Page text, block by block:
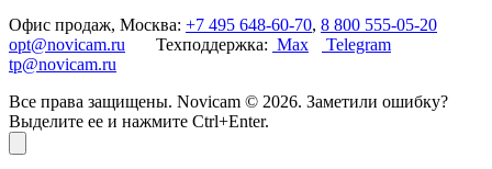
Офис продаж, Москва: +7 495 648-60-70, 8 800 555-05-20
opt@novicam.ru Техподдержка: Max
Telegram
tp@novicam.ru
Все права защищены. Novicam © 2026. Заметили ошибку?
Выделите ее и нажмите Ctrl+Enter.